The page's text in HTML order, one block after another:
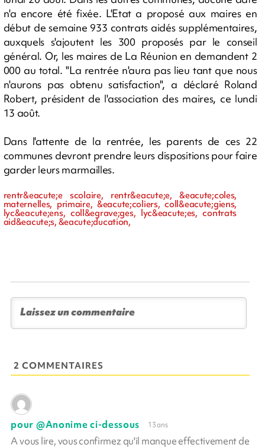
n'a encore été fixée. L'Etat a proposé aux maires en
début de semaine 933 contrats aidés supplémentaires,
auxquels s'ajoutent les 300 proposés par le conseil
général. Or, les maires de La Réunion en demandent 2
000 au total. "La rentrée n'aura pas lieu tant que nous
n'aurons pas obtenu satisfaction", a déclaré Roland
Robert, président de l'association des maires, ce lundi
13 août.
Dans l'attente de la rentrée, les parents de ces 22
communes devront prendre leurs dispositions pour faire
garder leurs marmailles.
rentr&eacute;e scolaire, rentr&eacute;e, &eacute;coles,
maternelles, primaire, &eacute;coliers, coll&eacute;giens,
lyc&eacute;ens, coll&egrave;ges, lyc&eacute;es, contrats
aid&eacute;s, &eacute;ducation,
2 COMMENTAIRES
pour @Anonime ci-dessous 13 ans
A vous lire, vous confirmez qu'il manque effectivement de